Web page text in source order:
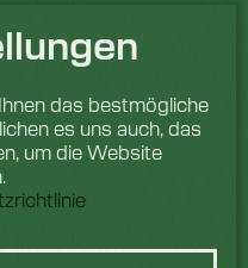
das bestmögliche
es uns auch, das
um die Website